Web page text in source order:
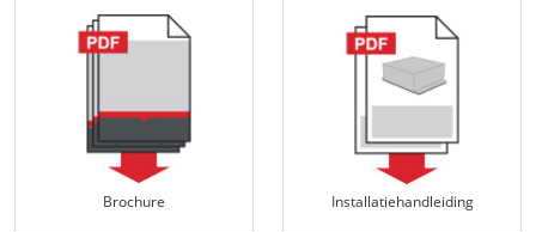
Brochure Installatiehandleiding